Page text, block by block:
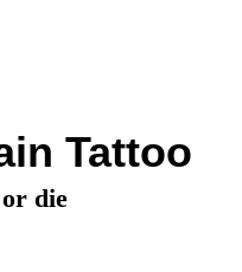
Tattoo
die